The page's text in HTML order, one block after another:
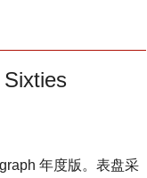
年度版。表盘采